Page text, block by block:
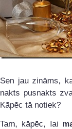
Sen jau zināms,
nakts pusnakts
Kāpēc tā notiek?
Tam, kāpēc, lai